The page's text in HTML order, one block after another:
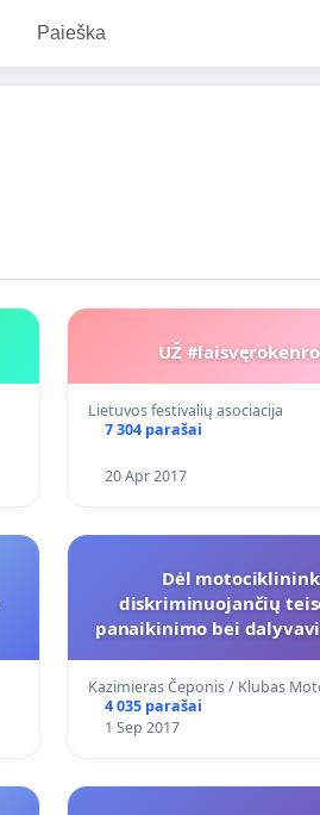
Paieška
UŽ
Lietuvos festivalių asociacija
7 304 parašai
20 Apr 2017
Dėl
diskriminuojančių
panaikinimo bei
kelyje.
Kazimieras Čeponis / Klubas
4 035 parašai
1 Sep 2017